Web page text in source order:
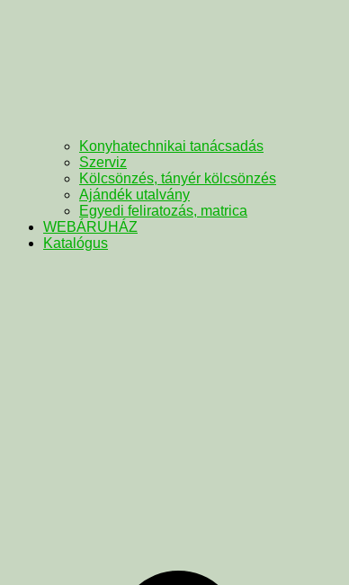
Konyhatechnikai tanácsadás
Szerviz
Kölcsönzés, tányér kölcsönzés
Ajándék utalvány
Egyedi feliratozás, matrica
WEBÁRUHÁZ
Katalógus